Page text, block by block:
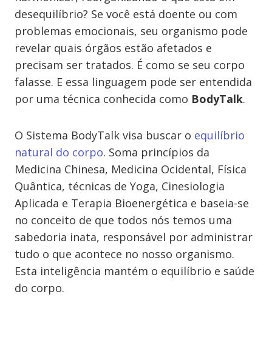
desequilíbrio? Se você está doente ou com
problemas emocionais, seu organismo pode
revelar quais órgãos estão afetados e
precisam ser tratados. É como se seu corpo
falasse. E essa linguagem pode ser entendida
por uma técnica conhecida como BodyTalk.
O Sistema BodyTalk visa buscar o equilíbrio
natural do corpo. Soma princípios da
Medicina Chinesa, Medicina Ocidental, Física
Quântica, técnicas de Yoga, Cinesiologia
Aplicada e Terapia Bioenergética e baseia-se
no conceito de que todos nós temos uma
sabedoria inata, responsável por administrar
tudo o que acontece no nosso organismo.
Esta inteligência mantém o equilíbrio e saúde
do corpo.